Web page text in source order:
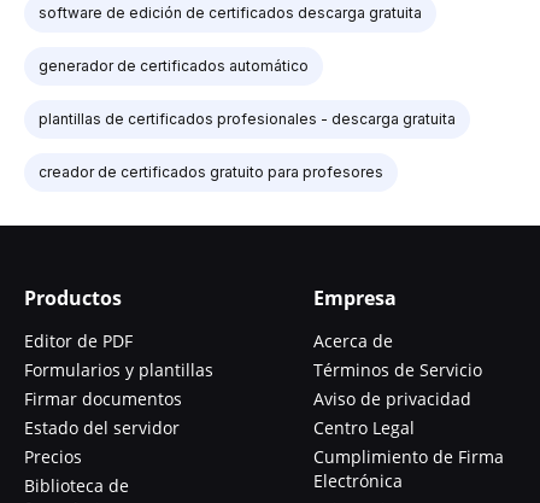
software de edición de certificados descarga gratuita
generador de certificados automático
plantillas de certificados profesionales - descarga gratuita
creador de certificados gratuito para profesores
Productos
Editor de PDF
Formularios y plantillas
Firmar documentos
Estado del servidor
Precios
Biblioteca de
Empresa
Acerca de
Términos de Servicio
Aviso de privacidad
Centro Legal
Cumplimiento de Firma
Electrónica